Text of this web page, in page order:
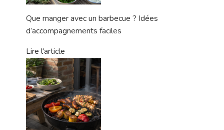
Que manger avec un barbecue ? Idées
d’accompagnements faciles
Lire l'article